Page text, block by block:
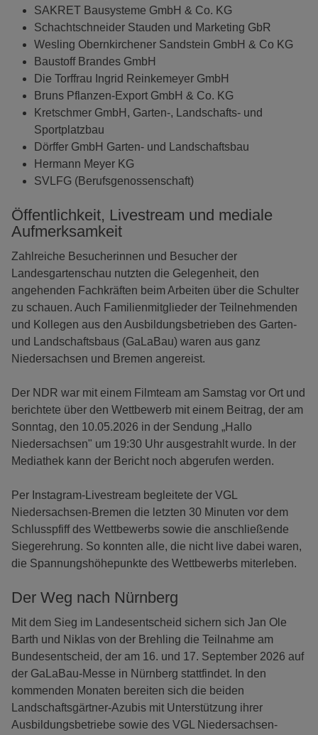
SAKRET Bausysteme GmbH & Co. KG
Schachtschneider Stauden und Marketing GbR
Wesling Obernkirchener Sandstein GmbH & Co KG
Baustoff Brandes GmbH
Die Torffrau Ingrid Reinkemeyer GmbH
Bruns Pflanzen-Export GmbH & Co. KG
Kretschmer GmbH, Garten-, Landschafts- und
Sportplatzbau
Dörffer GmbH Garten- und Landschaftsbau
Hermann Meyer KG
SVLFG (Berufsgenossenschaft)
Öffentlichkeit, Livestream und mediale
Aufmerksamkeit
Zahlreiche Besucherinnen und Besucher der
Landesgartenschau nutzten die Gelegenheit, den
angehenden Fachkräften beim Arbeiten über die Schulter
zu schauen. Auch Familienmitglieder der Teilnehmenden
und Kollegen aus den Ausbildungsbetrieben des Garten-
und Landschaftsbaus (GaLaBau) waren aus ganz
Niedersachsen und Bremen angereist.
Der NDR war mit einem Filmteam am Samstag vor Ort und
berichtete über den Wettbewerb mit einem Beitrag, der am
Sonntag, den 10.05.2026 in der Sendung „Hallo
Niedersachsen" um 19:30 Uhr ausgestrahlt wurde. In der
Mediathek kann der Bericht noch abgerufen werden.
Per Instagram-Livestream begleitete der VGL
Niedersachsen-Bremen die letzten 30 Minuten vor dem
Schlusspfiff des Wettbewerbs sowie die anschließende
Siegerehrung. So konnten alle, die nicht live dabei waren,
die Spannungshöhepunkte des Wettbewerbs miterleben.
Der Weg nach Nürnberg
Mit dem Sieg im Landesentscheid sichern sich Jan Ole
Barth und Niklas von der Brehling die Teilnahme am
Bundesentscheid, der am 16. und 17. September 2026 auf
der GaLaBau-Messe in Nürnberg stattfindet. In den
kommenden Monaten bereiten sich die beiden
Landschaftsgärtner-Azubis mit Unterstützung ihrer
Ausbildungsbetriebe sowie des VGL Niedersachsen-